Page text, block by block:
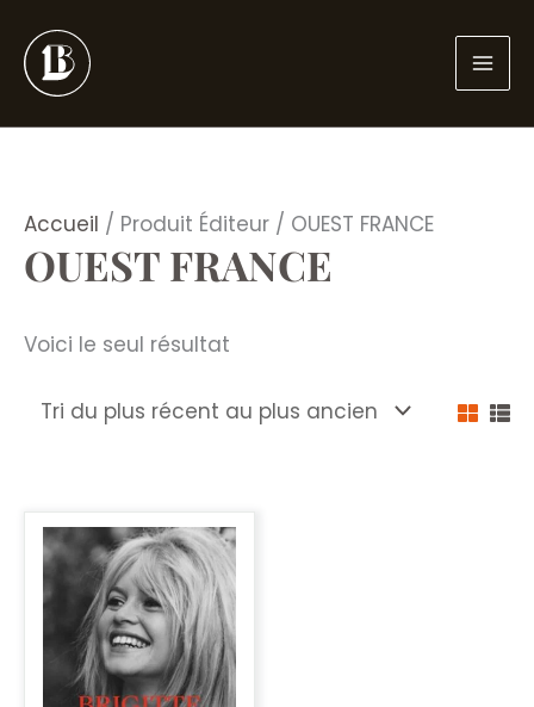
au
contenu
Accueil / Produit Éditeur / OUEST FRANCE
OUEST FRANCE
Voici le seul résultat